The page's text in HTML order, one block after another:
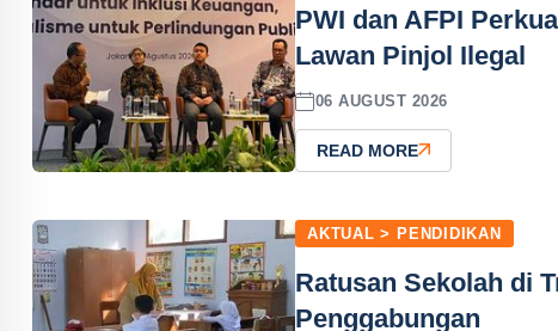
PWI dan AFPI
Lawan Pinjol Ilegal
06 AUGUST 2026
READ MORE
AKTUAL > PENDIDIKAN
Ratusan Sekolah di
Penggabungan